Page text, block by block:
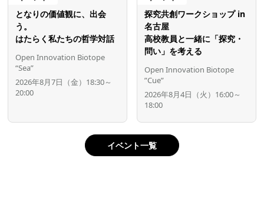
となりの価値観に、出会
う。
はたらく私たちの哲学対話
Open Innovation Biotope
“Sea”
2026年8月7日（金）18:30～
20:00
探究共創ワークショップ in
名古屋
高校教員と一緒に「探究・
問い」を考える
Open Innovation Biotope
”Cue”
2026年8月4日（火）16:00～
18:00
イベント一覧